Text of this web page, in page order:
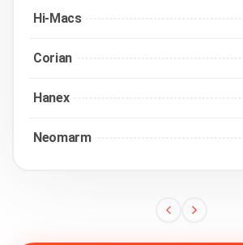
Hi-Macs
Corian
Hanex
Neomarm